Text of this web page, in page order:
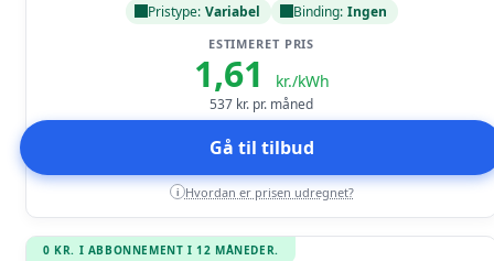
Pristype: Variabel Binding: Ingen
ESTIMERET PRIS
1,61 kr./kWh
537 kr. pr. måned
Gå til tilbud
i Hvordan er prisen udregnet?
0 KR. I ABBONNEMENT I 12 MÅNEDER.